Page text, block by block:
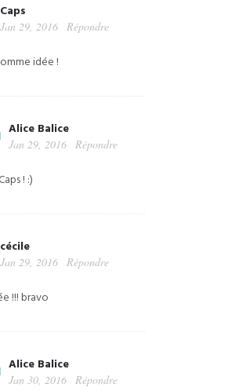
Caps
Jan 29, 2016 Répondre
idée !
Alice Balice
Jan 29, 2016 Répondre
! :)
cécile
Jan 29, 2016 Répondre
!!! bravo
Alice Balice
Jan 30, 2016 Répondre